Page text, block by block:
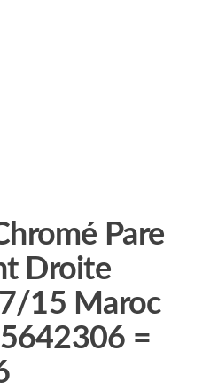
Pare
Droite
15 Maroc
=